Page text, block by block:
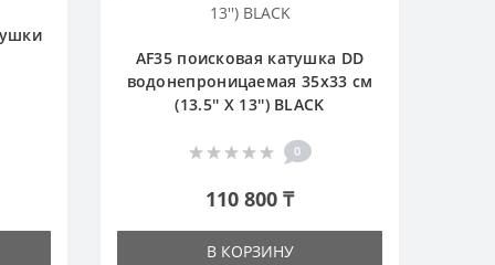
AF35 поисковая катушка DD
водонепроницаемая 35x33 см
(13.5'' X 13'') BLACK
0
110 800 ₸
В КОРЗИНУ